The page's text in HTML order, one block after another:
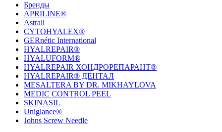
Бренды
APRILINE®
Astrali
CYTOHYALEX®
GERnétic International
HYALREPAIR®
HYALUFORM®
HYALREPAIR ХОНДРОРЕПАРАНТ®
HYALREPAIR® ДЕНТАЛ
MESALTERA BY DR. MIKHAYLOVA
MEDIC CONTROL PEEL
SKINASIL
Uniglance®
Johns Screw Needle